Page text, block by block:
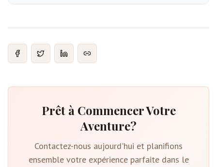
Prêt à Commencer Votre
Aventure?
Contactez-nous aujourd'hui et planifions
ensemble votre expérience parfaite dans le